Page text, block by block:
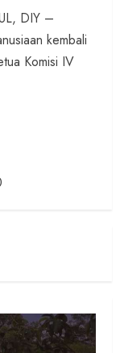
DIY –
kembali
Komisi IV